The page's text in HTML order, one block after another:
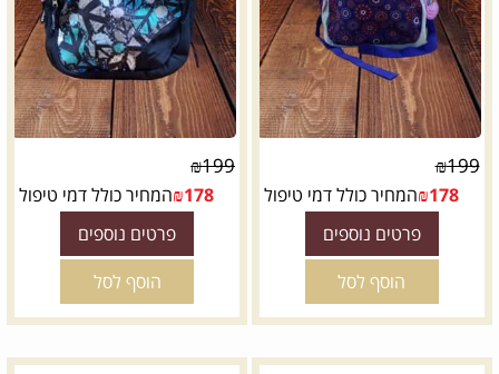
₪199
₪178 המחיר כולל דמי טיפול
פרטים נוספים
הוסף לסל
₪199
₪178 המחיר כולל דמי טיפול
פרטים נוספים
הוסף לסל